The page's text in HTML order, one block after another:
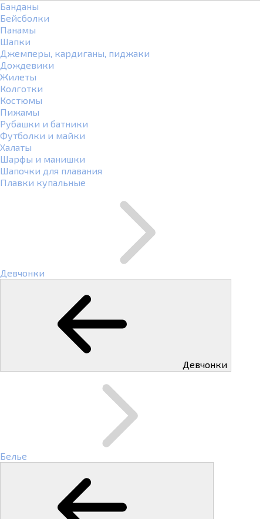
Банданы
Бейсболки
Панамы
Шапки
Джемперы, кардиганы, пиджаки
Дождевики
Жилеты
Колготки
Костюмы
Пижамы
Рубашки и батники
Футболки и майки
Халаты
Шарфы и манишки
Шапочки для плавания
Плавки купальные
Девчонки
Девчонки
Белье